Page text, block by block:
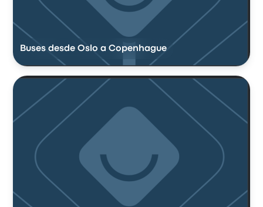
Buses desde Oslo a Copenhague